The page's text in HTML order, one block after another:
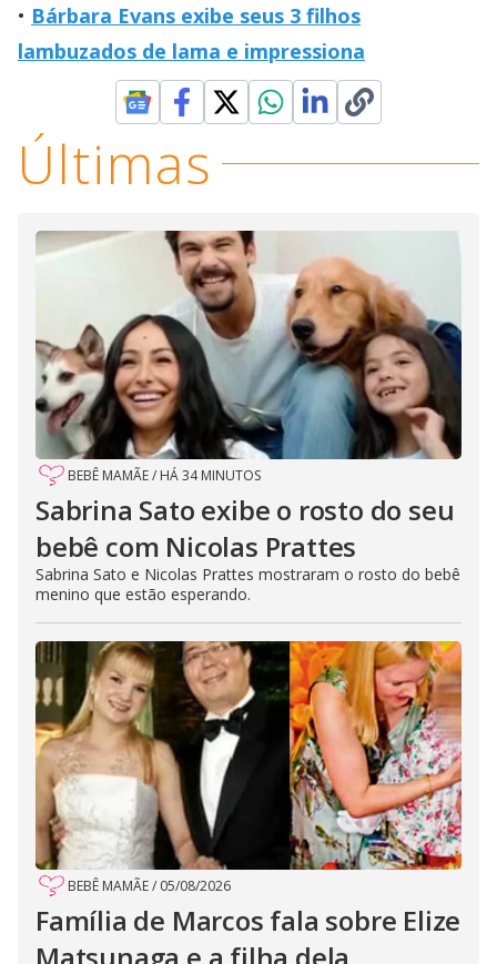
Bárbara Evans exibe seus 3 filhos
lambuzados de lama e impressiona
Últimas
BEBÊ MAMÃE/ HÁ 34 MINUTOS
Sabrina Sato exibe o rosto do seu
bebê com Nicolas Prattes
Sabrina Sato e Nicolas Prattes mostraram o rosto do bebê
menino que estão esperando.
BEBÊ MAMÃE/ 05/08/2026
Família de Marcos fala sobre Elize
Matsunaga e a filha dela